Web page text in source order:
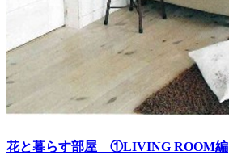
花と暮らす部屋 ①LIVING ROOM編